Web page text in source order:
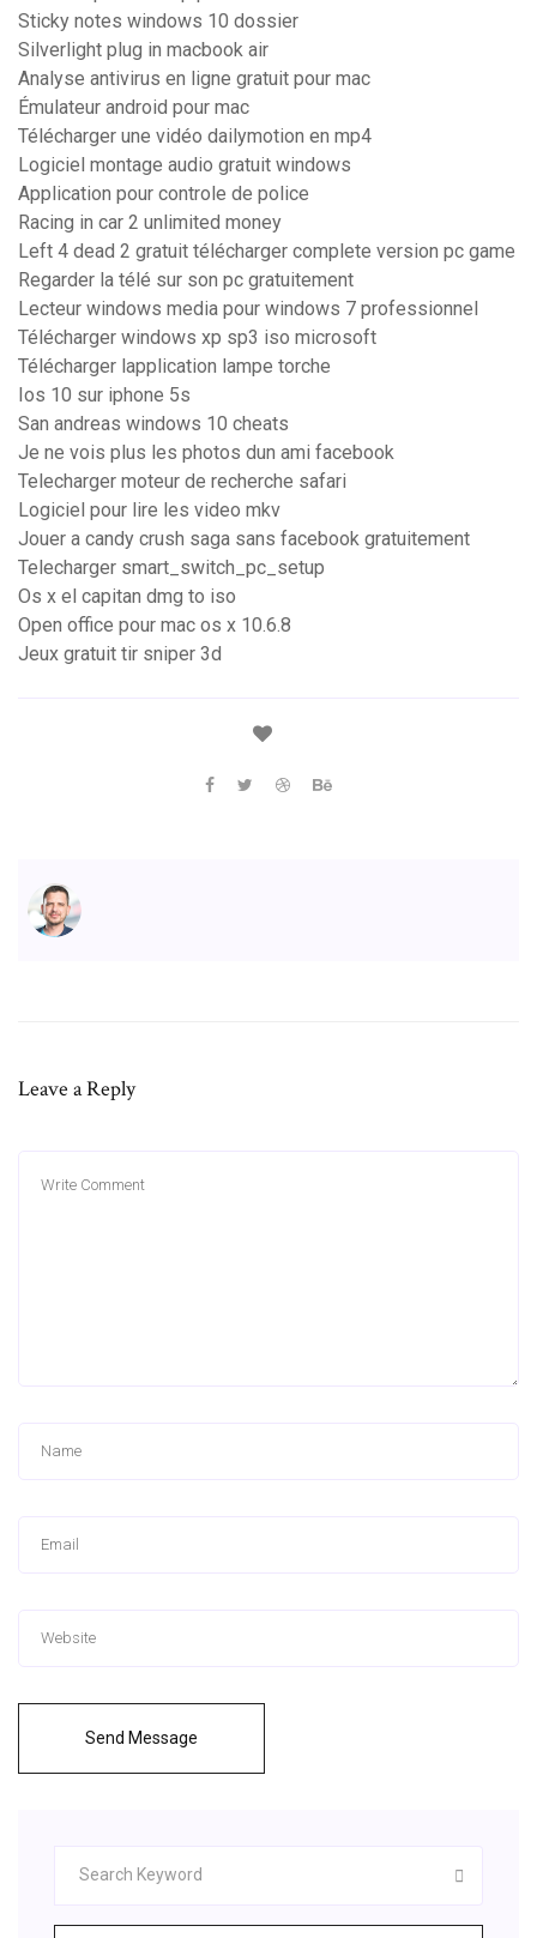
Sticky notes windows 10 dossier
Silverlight plug in macbook air
Analyse antivirus en ligne gratuit pour mac
Émulateur android pour mac
Télécharger une vidéo dailymotion en mp4
Logiciel montage audio gratuit windows
Application pour controle de police
Racing in car 2 unlimited money
Left 4 dead 2 gratuit télécharger complete version pc game
Regarder la télé sur son pc gratuitement
Lecteur windows media pour windows 7 professionnel
Télécharger windows xp sp3 iso microsoft
Télécharger lapplication lampe torche
Ios 10 sur iphone 5s
San andreas windows 10 cheats
Je ne vois plus les photos dun ami facebook
Telecharger moteur de recherche safari
Logiciel pour lire les video mkv
Jouer a candy crush saga sans facebook gratuitement
Telecharger smart_switch_pc_setup
Os x el capitan dmg to iso
Open office pour mac os x 10.6.8
Jeux gratuit tir sniper 3d
Leave a Reply
Send Message